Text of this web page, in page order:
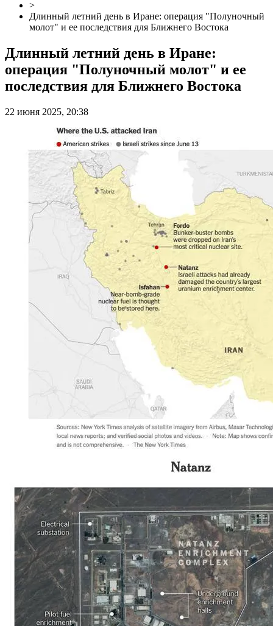
>
Длинный летний день в Иране: операция "Полуночный
молот" и ее последствия для Ближнего Востока
Длинный летний день в Иране:
операция "Полуночный молот" и ее
последствия для Ближнего Востока
22 июня 2025, 20:38